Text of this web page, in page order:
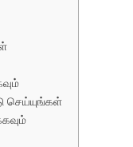
செய்யுங்கள்